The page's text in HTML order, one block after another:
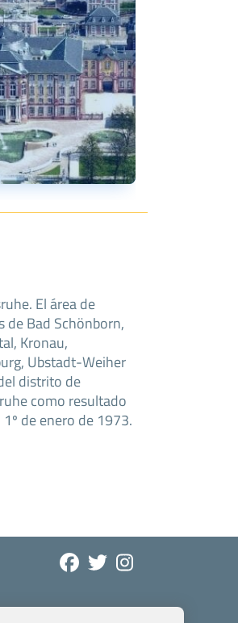
El área de
de Bad Schönborn,
Kronau,
Ubstadt-Weiher
distrito de
como resultado
de enero de 1973.